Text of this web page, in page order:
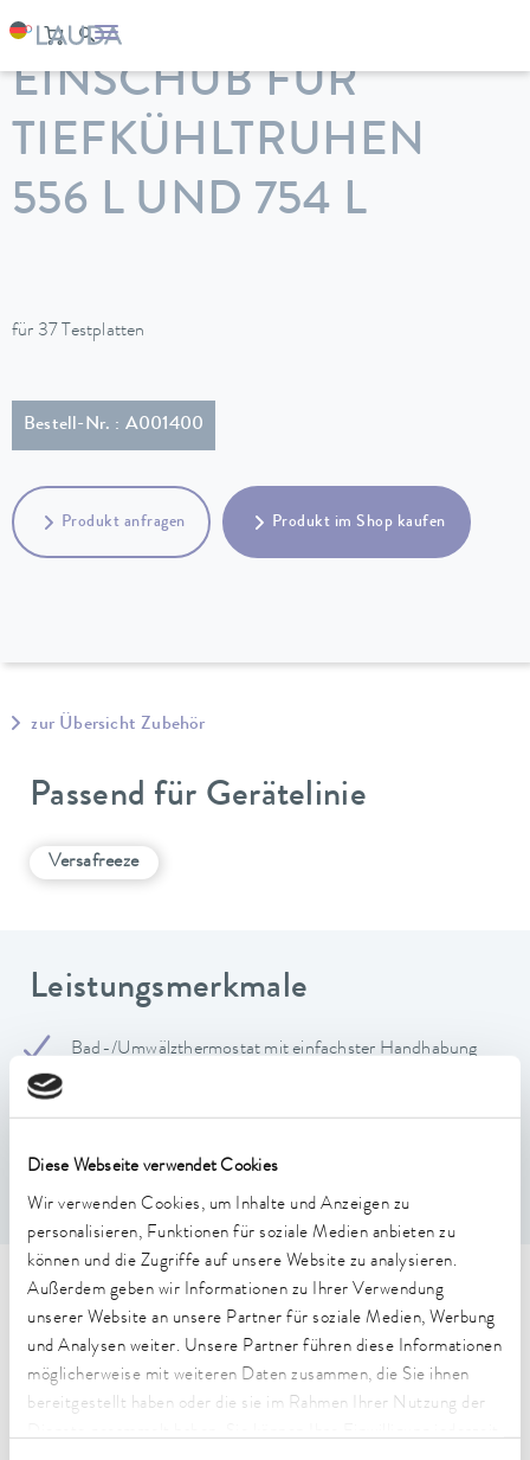
Diese Webseite verwendet Cookies
Wir verwenden Cookies, um Inhalte und Anzeigen zu
personalisieren, Funktionen für soziale Medien anbieten zu
können und die Zugriffe auf unsere Website zu analysieren.
Außerdem geben wir Informationen zu Ihrer Verwendung
unserer Website an unsere Partner für soziale Medien, Werbung
und Analysen weiter. Unsere Partner führen diese Informationen
möglicherweise mit weiteren Daten zusammen, die Sie ihnen
bereitgestellt haben oder die sie im Rahmen Ihrer Nutzung der
LAUDA Temperiergeräte
EINSCHUB FÜR
TIEFKÜHLTRUHEN
556 L UND 754 L
für 37 Testplatten
Bestell-Nr. : A001400
Produkt anfragen Produkt im Shop kaufen
zur Übersicht Zubehör
Passend für Gerätelinie
Versafreeze
Leistungsmerkmale
Bad-/Umwälzthermostat mit einfachster Handhabung
Einfach und unkompliziert für temporären Einsatz bei
Technische Merkmale (nach
DIN 12876)
Abmessungen (BxTxH)